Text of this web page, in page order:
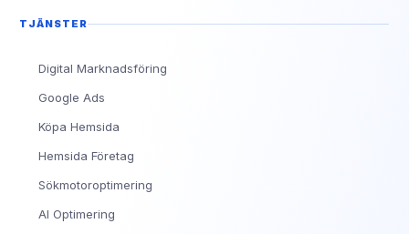
TJÄNSTER
Digital Marknadsföring
Google Ads
Köpa Hemsida
Hemsida Företag
Sökmotoroptimering
AI Optimering